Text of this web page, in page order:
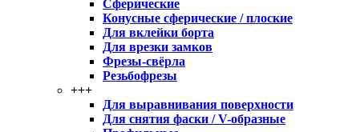
Сферические
Конусные сферические / плоские
Для вклейки борта
Для врезки замков
Фрезы-свёрла
Резьбофрезы
+++
Для выравнивания поверхности
Для снятия фаски / V-образные